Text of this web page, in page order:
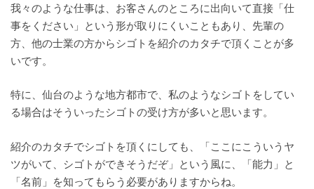
我々のような仕事は、お客さんのところに出向いて直接「仕
事をください」という形が取りにくいこともあり、先輩の
方、他の士業の方からシゴトを紹介のカタチで頂くことが多
いです。
特に、仙台のような地方都市で、私のようなシゴトをしてい
る場合はそういったシゴトの受け方が多いと思います。
紹介のカタチでシゴトを頂くにしても、「ここにこういうヤ
ツがいて、シゴトができそうだぞ」という風に、「能力」と
「名前」を知ってもらう必要がありますからね。